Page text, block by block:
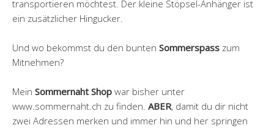
transportieren möchtest. Der kleine Stöpsel-Anhänger ist
ein zusätzlicher Hingucker.
Und wo bekommst du den bunten Sommerspass zum
Mitnehmen?
Mein Sommernaht Shop war bisher unter
www.sommernaht.ch zu finden. ABER, damit du dir nicht
zwei Adressen merken und immer hin und her springen